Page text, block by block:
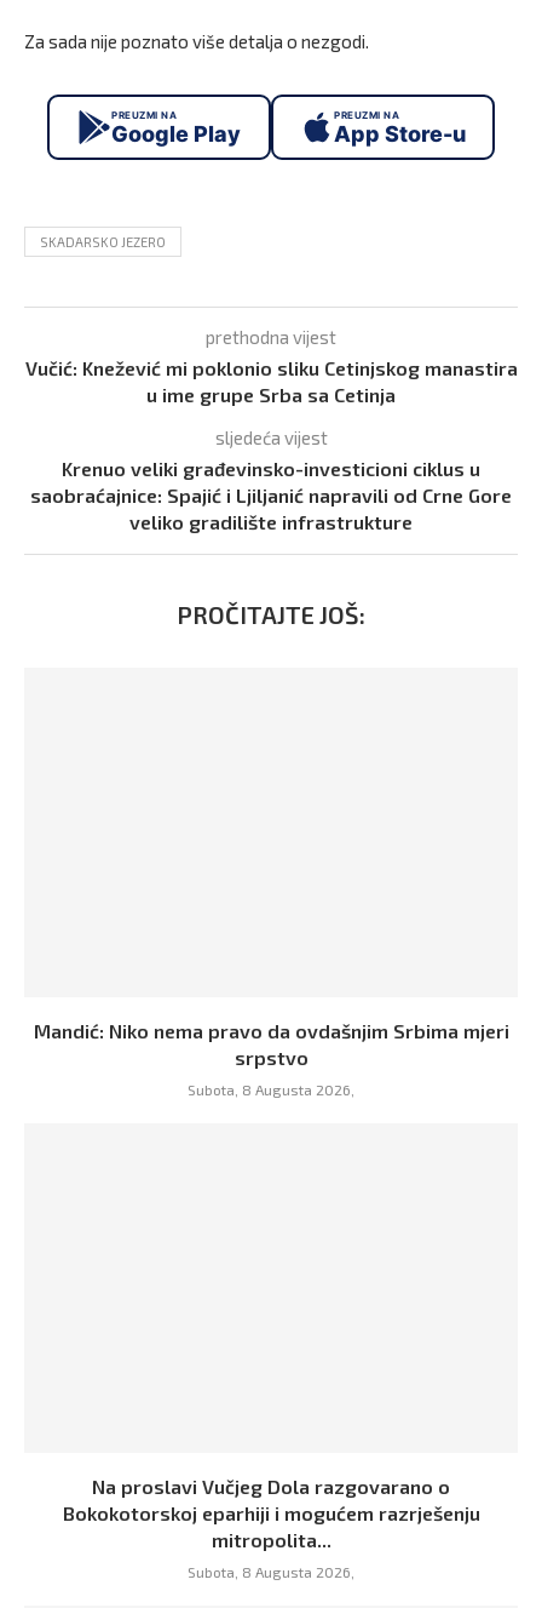
Za sada nije poznato više detalja o nezgodi.
PREUZMI NA
Google Play
PREUZMI NA
App Store-u
SKADARSKO JEZERO
prethodna vijest
Vučić: Knežević mi poklonio sliku Cetinjskog manastira
u ime grupe Srba sa Cetinja
sljedeća vijest
Krenuo veliki građevinsko-investicioni ciklus u
saobraćajnice: Spajić i Ljiljanić napravili od Crne Gore
veliko gradilište infrastrukture
PROČITAJTE JOŠ:
Mandić: Niko nema pravo da ovdašnjim Srbima mjeri
srpstvo
Subota, 8 Augusta 2026,
Na proslavi Vučjeg Dola razgovarano o
Bokokotorskoj eparhiji i mogućem razrješenju
mitropolita...
Subota, 8 Augusta 2026,